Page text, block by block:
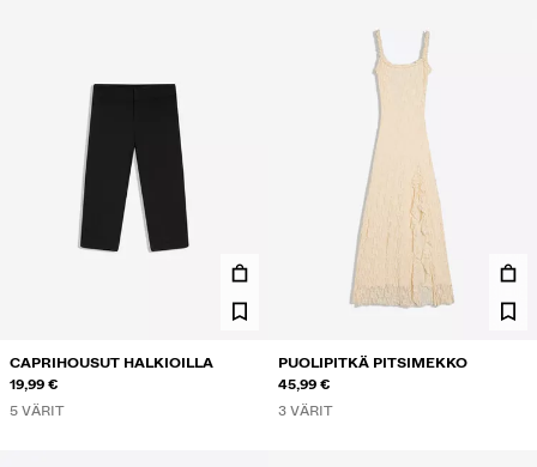
CAPRIHOUSUT HALKIOILLA
19,99 €
5 VÄRIT
PUOLIPITKÄ PITSIMEKKO
45,99 €
3 VÄRIT